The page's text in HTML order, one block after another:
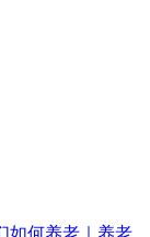
如何养老｜养老